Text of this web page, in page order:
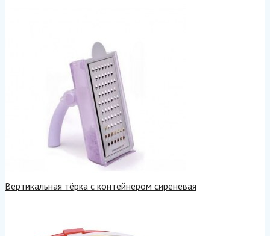
Вертикальная тёрка с контейнером сиреневая